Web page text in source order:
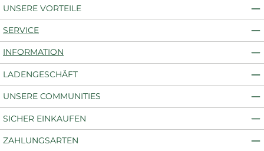
UNSERE VORTEILE
SERVICE
INFORMATION
LADENGESCHÄFT
UNSERE COMMUNITIES
SICHER EINKAUFEN
ZAHLUNGSARTEN